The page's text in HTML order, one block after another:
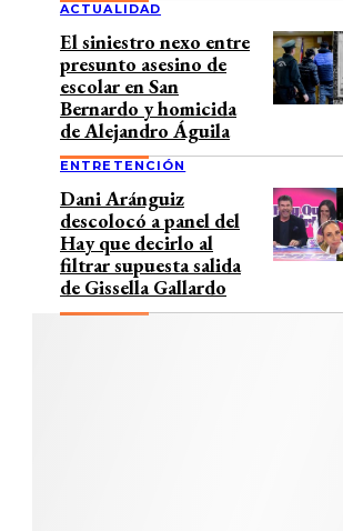
ACTUALIDAD
El siniestro nexo entre
presunto asesino de
escolar en San
Bernardo y homicida
de Alejandro Águila
ENTRETENCIÓN
Dani Aránguiz
descolocó a panel del
Hay que decirlo al
filtrar supuesta salida
de Gissella Gallardo